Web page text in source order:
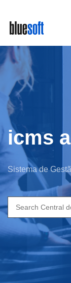
main
content
icms
Sistema de
Search
for: